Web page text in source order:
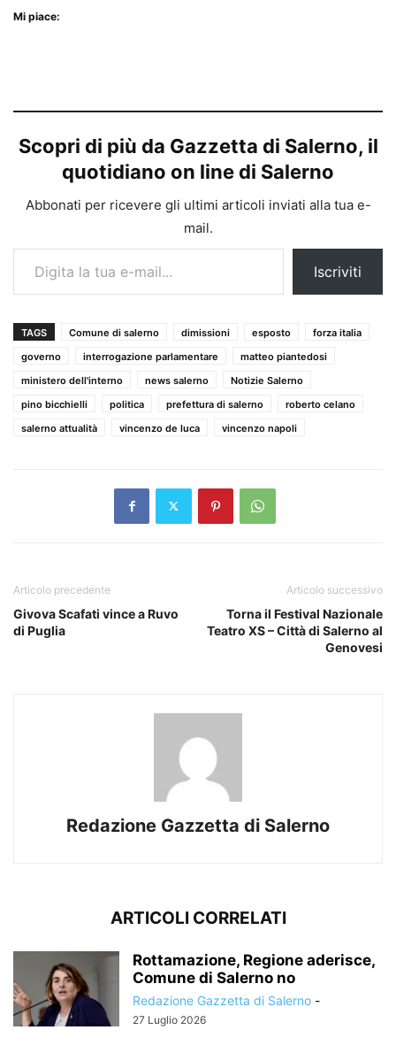
Mi piace:
Scopri di più da Gazzetta di Salerno, il
quotidiano on line di Salerno
Abbonati per ricevere gli ultimi articoli inviati alla tua e-
mail.
Digita la tua e-mail...
Iscriviti
TAGS Comune di salerno dimissioni esposto
forza italia
governo
interrogazione parlamentare
matteo piantedosi
ministero dell'interno
news salerno
Notizie Salerno
pino bicchielli
politica prefettura di salerno
roberto celano
salerno attualità
vincenzo de luca vincenzo napoli
Articolo precedente
Givova Scafati vince a Ruvo
di Puglia
Articolo successivo
Torna il Festival Nazionale
Teatro XS – Città di Salerno al
Genovesi
Redazione Gazzetta di Salerno
ARTICOLI CORRELATI
Rottamazione, Regione aderisce,
Comune di Salerno no
Redazione Gazzetta di Salerno -
27 Luglio 2026